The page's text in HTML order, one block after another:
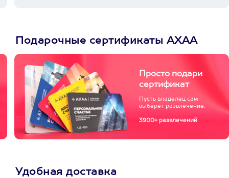
Подарочные сертификаты АХАА
Просто подари
сертификат
Пусть владелец сам
выберет развлечение.
3900+ развлечений
Удобная доставка